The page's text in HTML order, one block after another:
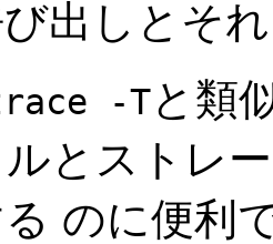
出しとそ
-Tと類
とストレ
のに便利